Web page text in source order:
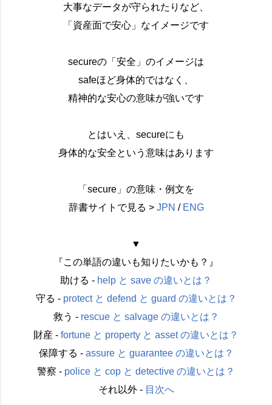
大事なデータが守られたりなど、
「資産面で安心」なイメージです
secureの「安全」のイメージは
safeほど身体的ではなく、
精神的な安心の意味が強いです
とはいえ、secureにも
身体的な安全という意味はあります
「secure」の意味・例文を
辞書サイトで見る > JPN / ENG
▼
『この単語の違いも知りたいかも？』
助ける - help と save の違いとは？
守る - protect と defend と guard の違いとは？
救う - rescue と salvage の違いとは？
財産 - fortune と property と asset の違いとは？
保障する - assure と guarantee の違いとは？
警察 - police と cop と detective の違いとは？
それ以外 - 目次へ